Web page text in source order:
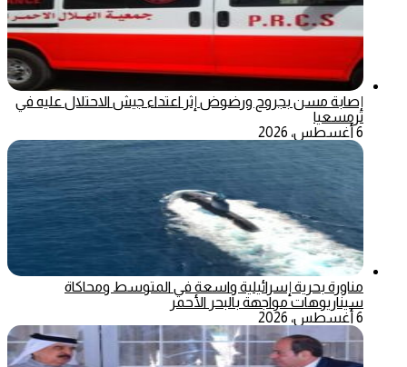
إصابة مسن بجروح ورضوض إثر اعتداء جيش الاحتلال عليه في
ترمسعيا
6 أغسطس، 2026
مناورة بحرية إسرائيلية واسعة في المتوسط ومحاكاة
سيناريوهات مواجهة بالبحر الأحمر
6 أغسطس، 2026